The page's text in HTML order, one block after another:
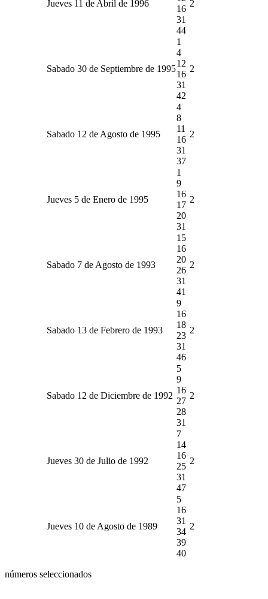
Jueves 11 de Abril de 1996
16
31
44
2
Sabado 30 de Septiembre de 1995
1
4
12
16
31
42
2
Sabado 12 de Agosto de 1995
4
8
11
16
31
37
2
Jueves 5 de Enero de 1995
1
9
16
17
20
31
2
Sabado 7 de Agosto de 1993
15
16
20
26
31
41
2
Sabado 13 de Febrero de 1993
9
16
18
23
31
46
2
Sabado 12 de Diciembre de 1992
5
9
16
27
28
31
2
Jueves 30 de Julio de 1992
7
14
16
25
31
47
2
Jueves 10 de Agosto de 1989
5
16
31
34
39
40
2
números seleccionados